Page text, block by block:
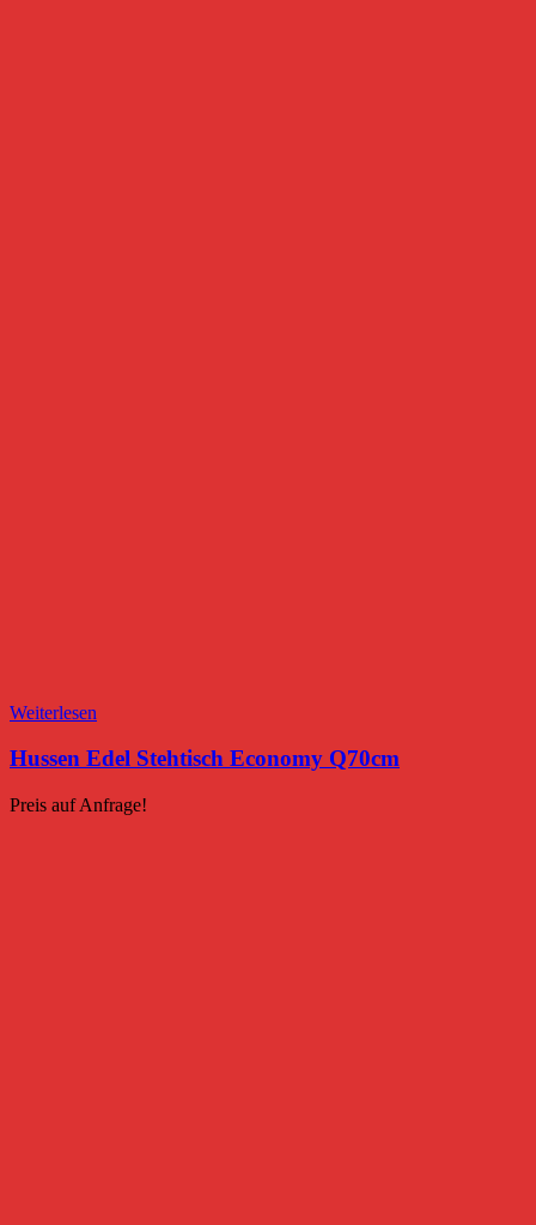
Weiterlesen
Hussen Edel Stehtisch Economy Q70cm
Preis auf Anfrage!